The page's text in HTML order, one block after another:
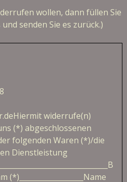
wollen, dann füllen Sie
senden Sie es zurück.)
widerrufe(n)
(*) abgeschlossenen
folgenden Waren (*)/die
Dienstleistung